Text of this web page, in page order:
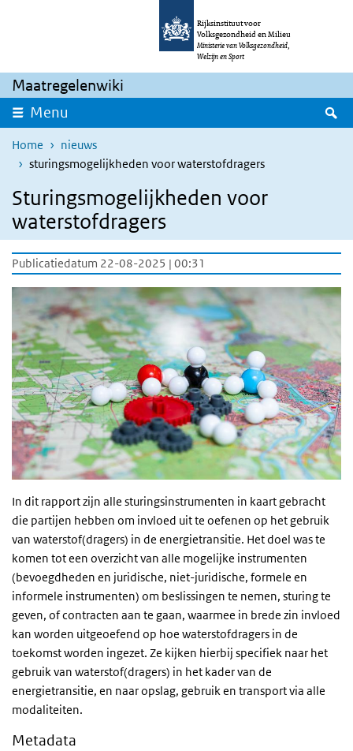
Overslaan en naar de inhoud gaan
Rijksinstituut voor
Volksgezondheid en Milieu
Ministerie van Volksgezondheid,
Welzijn en Sport
Maatregelenwiki
Menu
Home
nieuws
sturingsmogelijkheden voor waterstofdragers
Sturingsmogelijkheden voor
waterstofdragers
Publicatiedatum 22-08-2025 | 00:31
In dit rapport zijn alle sturingsinstrumenten in kaart gebracht
die partijen hebben om invloed uit te oefenen op het gebruik
van waterstof(dragers) in de energietransitie. Het doel was te
komen tot een overzicht van alle mogelijke instrumenten
(bevoegdheden en juridische, niet-juridische, formele en
informele instrumenten) om beslissingen te nemen, sturing te
geven, of contracten aan te gaan, waarmee in brede zin invloed
kan worden uitgeoefend op hoe waterstofdragers in de
toekomst worden ingezet. Ze kijken hierbij specifiek naar het
gebruik van waterstof(dragers) in het kader van de
energietransitie, en naar opslag, gebruik en transport via alle
modaliteiten.
Metadata